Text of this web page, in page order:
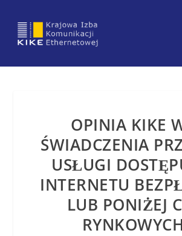
OPINIA KIKE
ŚWIADCZENIA
USŁUGI
INTERNETU
LUB PONIŻEJ